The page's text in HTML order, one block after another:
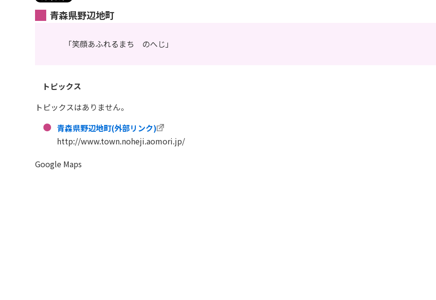
青森県野辺地町
「笑顔あふれるまち のへじ」
トピックス
トピックスはありません。
青森県野辺地町(外部リンク)
http://www.town.noheji.aomori.jp/
Google Maps